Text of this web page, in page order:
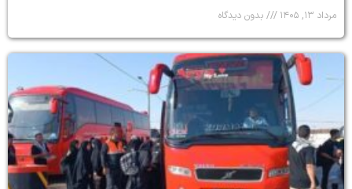
مرداد ۱۳, ۱۴۰۵ بدون دیدگاه